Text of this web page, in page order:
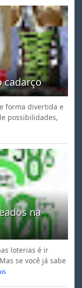
cadarço
forma divertida e
possibilidades,
na
loterias é ir
se você já sabe